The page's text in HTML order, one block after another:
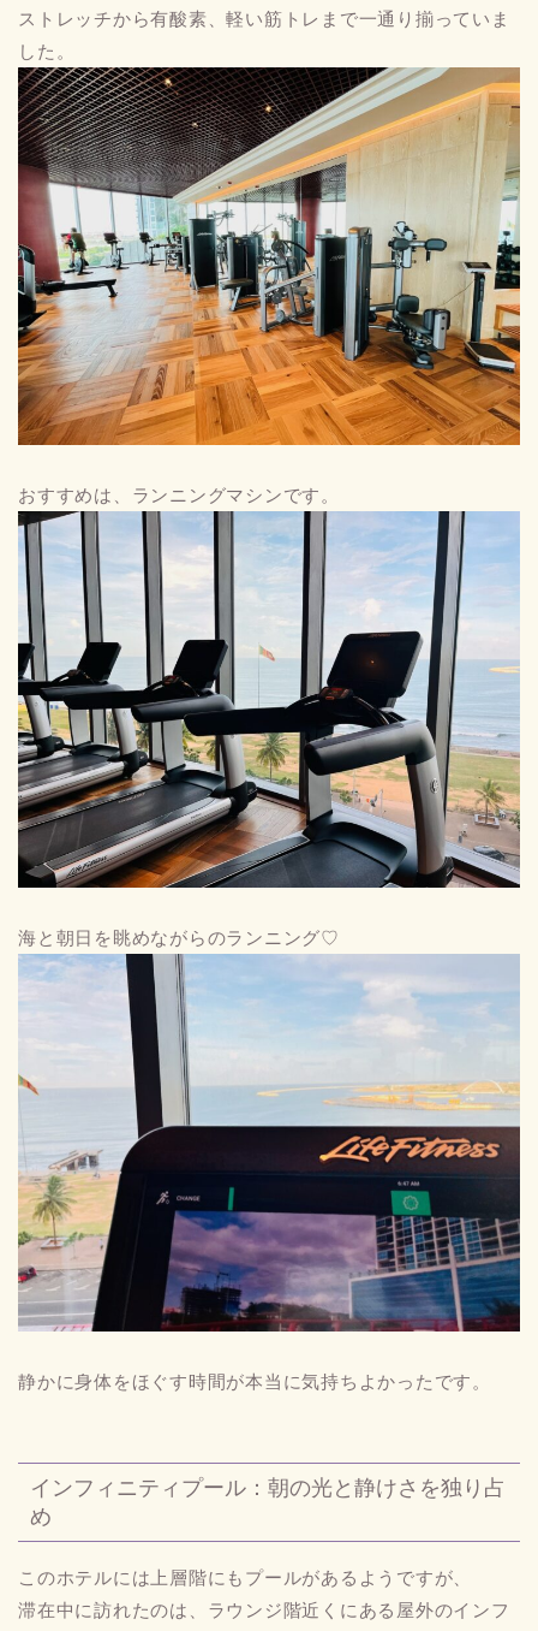
ストレッチから有酸素、軽い筋トレまで一通り揃っていま
した。
おすすめは、ランニングマシンです。
海と朝日を眺めながらのランニング♡
静かに身体をほぐす時間が本当に気持ちよかったです。
インフィニティプール：朝の光と静けさを独り占
め
このホテルには上層階にもプールがあるようですが、
滞在中に訪れたのは、ラウンジ階近くにある屋外のインフ